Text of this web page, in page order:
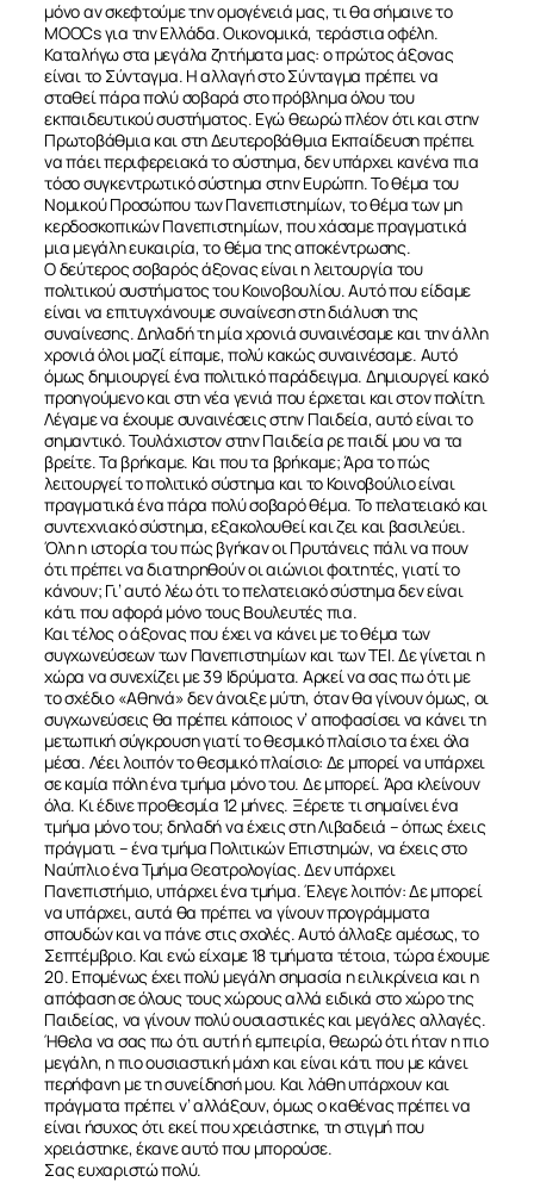
μόνο αν σκεφτούμε την ομογένειά μας, τι θα σήμαινε το
MOOCs για την Ελλάδα. Οικονομικά, τεράστια οφέλη.
Καταλήγω στα μεγάλα ζητήματα μας: ο πρώτος άξονας
είναι το Σύνταγμα. Η αλλαγή στο Σύνταγμα πρέπει να
σταθεί πάρα πολύ σοβαρά στο πρόβλημα όλου του
εκπαιδευτικού συστήματος. Εγώ θεωρώ πλέον ότι και στην
Πρωτοβάθμια και στη Δευτεροβάθμια Εκπαίδευση πρέπει
να πάει περιφερειακά το σύστημα, δεν υπάρχει κανένα πια
τόσο συγκεντρωτικό σύστημα στην Ευρώπη. Το θέμα του
Νομικού Προσώπου των Πανεπιστημίων, το θέμα των μη
κερδοσκοπικών Πανεπιστημίων, που χάσαμε πραγματικά
μια μεγάλη ευκαιρία, το θέμα της αποκέντρωσης.
Ο δεύτερος σοβαρός άξονας είναι η λειτουργία του
πολιτικού συστήματος του Κοινοβουλίου. Αυτό που είδαμε
είναι να επιτυγχάνουμε συναίνεση στη διάλυση της
συναίνεσης. Δηλαδή τη μία χρονιά συναινέσαμε και την άλλη
χρονιά όλοι μαζί είπαμε, πολύ κακώς συναινέσαμε. Αυτό
όμως δημιουργεί ένα πολιτικό παράδειγμα. Δημιουργεί κακό
προηγούμενο και στη νέα γενιά που έρχεται και στον πολίτη.
Λέγαμε να έχουμε συναινέσεις στην Παιδεία, αυτό είναι το
σημαντικό. Τουλάχιστον στην Παιδεία ρε παιδί μου να τα
βρείτε. Τα βρήκαμε. Και που τα βρήκαμε; Άρα το πώς
λειτουργεί το πολιτικό σύστημα και το Κοινοβούλιο είναι
πραγματικά ένα πάρα πολύ σοβαρό θέμα. Το πελατειακό και
συντεχνιακό σύστημα, εξακολουθεί και ζει και βασιλεύει.
Όλη η ιστορία του πώς βγήκαν οι Πρυτάνεις πάλι να πουν
ότι πρέπει να διατηρηθούν οι αιώνιοι φοιτητές, γιατί το
κάνουν; Γι’ αυτό λέω ότι το πελατειακό σύστημα δεν είναι
κάτι που αφορά μόνο τους Βουλευτές πια.
Και τέλος ο άξονας που έχει να κάνει με το θέμα των
συγχωνεύσεων των Πανεπιστημίων και των ΤΕΙ. Δε γίνεται η
χώρα να συνεχίζει με 39 Ιδρύματα. Αρκεί να σας πω ότι με
το σχέδιο «Αθηνά» δεν άνοιξε μύτη, όταν θα γίνουν όμως, οι
συγχωνεύσεις θα πρέπει κάποιος ν’ αποφασίσει να κάνει τη
μετωπική σύγκρουση γιατί το θεσμικό πλαίσιο τα έχει όλα
μέσα. Λέει λοιπόν το θεσμικό πλαίσιο: Δε μπορεί να υπάρχει
σε καμία πόλη ένα τμήμα μόνο του. Δε μπορεί. Άρα κλείνουν
όλα. Κι έδινε προθεσμία 12 μήνες. Ξέρετε τι σημαίνει ένα
τμήμα μόνο του; δηλαδή να έχεις στη Λιβαδειά – όπως έχεις
πράγματι – ένα τμήμα Πολιτικών Επιστημών, να έχεις στο
Ναύπλιο ένα Τμήμα Θεατρολογίας. Δεν υπάρχει
Πανεπιστήμιο, υπάρχει ένα τμήμα. Έλεγε λοιπόν: Δε μπορεί
να υπάρχει, αυτά θα πρέπει να γίνουν προγράμματα
σπουδών και να πάνε στις σχολές. Αυτό άλλαξε αμέσως, το
Σεπτέμβριο. Και ενώ είχαμε 18 τμήματα τέτοια, τώρα έχουμε
20. Επομένως έχει πολύ μεγάλη σημασία η ειλικρίνεια και η
απόφαση σε όλους τους χώρους αλλά ειδικά στο χώρο της
Παιδείας, να γίνουν πολύ ουσιαστικές και μεγάλες αλλαγές.
Ήθελα να σας πω ότι αυτή ή εμπειρία, θεωρώ ότι ήταν η πιο
μεγάλη, η πιο ουσιαστική μάχη και είναι κάτι που με κάνει
περήφανη με τη συνείδησή μου. Και λάθη υπάρχουν και
πράγματα πρέπει ν’ αλλάξουν, όμως ο καθένας πρέπει να
είναι ήσυχος ότι εκεί που χρειάστηκε, τη στιγμή που
χρειάστηκε, έκανε αυτό που μπορούσε.
Σας ευχαριστώ πολύ.